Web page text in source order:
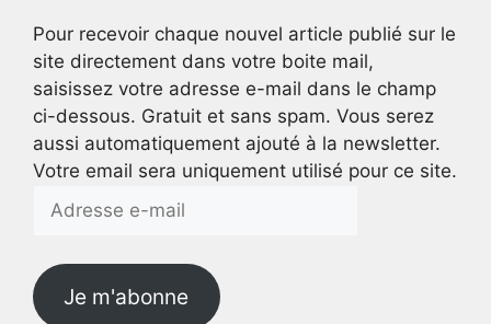
Pour recevoir chaque nouvel article publié sur le
site directement dans votre boite mail,
saisissez votre adresse e-mail dans le champ
ci-dessous. Gratuit et sans spam. Vous serez
aussi automatiquement ajouté à la newsletter.
Votre email sera uniquement utilisé pour ce site.
e-
Je m'abonne